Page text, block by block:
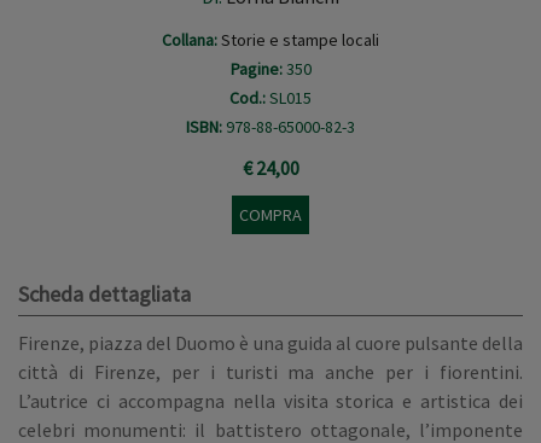
Collana:Storie e stampe locali
Pagine:350
Cod.:SL015
ISBN: 978-88-65000-82-3
€ 24,00
COMPRA
Scheda dettagliata
Firenze, piazza del Duomo è una guida al cuore pulsante della
città di Firenze, per i turisti ma anche per i fiorentini.
L’autrice ci accompagna nella visita storica e artistica dei
celebri monumenti: il battistero ottagonale, l’imponente